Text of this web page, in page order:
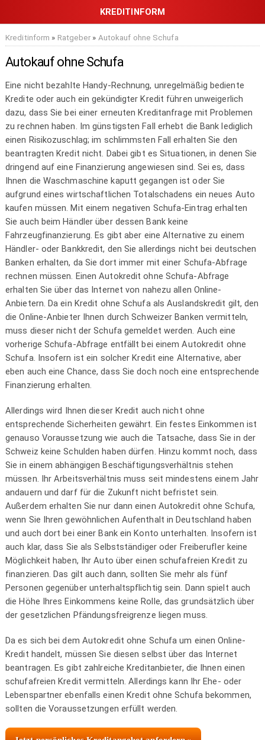
Kreditinform » Ratgeber » Autokauf ohne Schufa
Autokauf ohne Schufa
Eine nicht bezahlte Handy-Rechnung, unregelmäßig bediente
Kredite oder auch ein gekündigter Kredit führen unweigerlich
dazu, dass Sie bei einer erneuten Kreditanfrage mit Problemen
zu rechnen haben. Im günstigsten Fall erhebt die Bank lediglich
einen Risikozuschlag; im schlimmsten Fall erhalten Sie den
beantragten Kredit nicht. Dabei gibt es Situationen, in denen Sie
dringend auf eine Finanzierung angewiesen sind. Sei es, dass
Ihnen die Waschmaschine kaputt gegangen ist oder Sie
aufgrund eines wirtschaftlichen Totalschadens ein neues Auto
kaufen müssen. Mit einem negativen Schufa-Eintrag erhalten
Sie auch beim Händler über dessen Bank keine
Fahrzeugfinanzierung. Es gibt aber eine Alternative zu einem
Händler- oder Bankkredit, den Sie allerdings nicht bei deutschen
Banken erhalten, da Sie dort immer mit einer Schufa-Abfrage
rechnen müssen. Einen Autokredit ohne Schufa-Abfrage
erhalten Sie über das Internet von nahezu allen Online-
Anbietern. Da ein Kredit ohne Schufa als Auslandskredit gilt, den
die Online-Anbieter Ihnen durch Schweizer Banken vermitteln,
muss dieser nicht der Schufa gemeldet werden. Auch eine
vorherige Schufa-Abfrage entfällt bei einem Autokredit ohne
Schufa. Insofern ist ein solcher Kredit eine Alternative, aber
eben auch eine Chance, dass Sie doch noch eine entsprechende
Finanzierung erhalten.
Allerdings wird Ihnen dieser Kredit auch nicht ohne
entsprechende Sicherheiten gewährt. Ein festes Einkommen ist
genauso Voraussetzung wie auch die Tatsache, dass Sie in der
Schweiz keine Schulden haben dürfen. Hinzu kommt noch, dass
Sie in einem abhängigen Beschäftigungsverhältnis stehen
müssen. Ihr Arbeitsverhältnis muss seit mindestens einem Jahr
andauern und darf für die Zukunft nicht befristet sein.
Außerdem erhalten Sie nur dann einen Autokredit ohne Schufa,
wenn Sie Ihren gewöhnlichen Aufenthalt in Deutschland haben
und auch dort bei einer Bank ein Konto unterhalten. Insofern ist
auch klar, dass Sie als Selbstständiger oder Freiberufler keine
Möglichkeit haben, Ihr Auto über einen schufafreien Kredit zu
finanzieren. Das gilt auch dann, sollten Sie mehr als fünf
Personen gegenüber unterhaltspflichtig sein. Dann spielt auch
die Höhe Ihres Einkommens keine Rolle, das grundsätzlich über
der gesetzlichen Pfändungsfreigrenze liegen muss.
Da es sich bei dem Autokredit ohne Schufa um einen Online-
Kredit handelt, müssen Sie diesen selbst über das Internet
beantragen. Es gibt zahlreiche Kreditanbieter, die Ihnen einen
schufafreien Kredit vermitteln. Allerdings kann Ihr Ehe- oder
Lebenspartner ebenfalls einen Kredit ohne Schufa bekommen,
sollten die Voraussetzungen erfüllt werden.